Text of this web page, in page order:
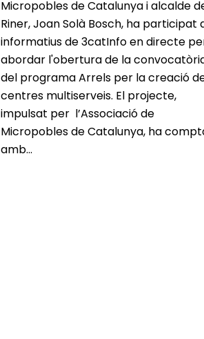
Micropobles de Catalunya i alcalde
Riner, Joan Solà Bosch, ha participat
informatius de 3catInfo en directe
abordar l'obertura de la
del programa Arrels per la creació
centres multiserveis. El projecte,
impulsat per l’Associació de
Micropobles de Catalunya, ha
amb...